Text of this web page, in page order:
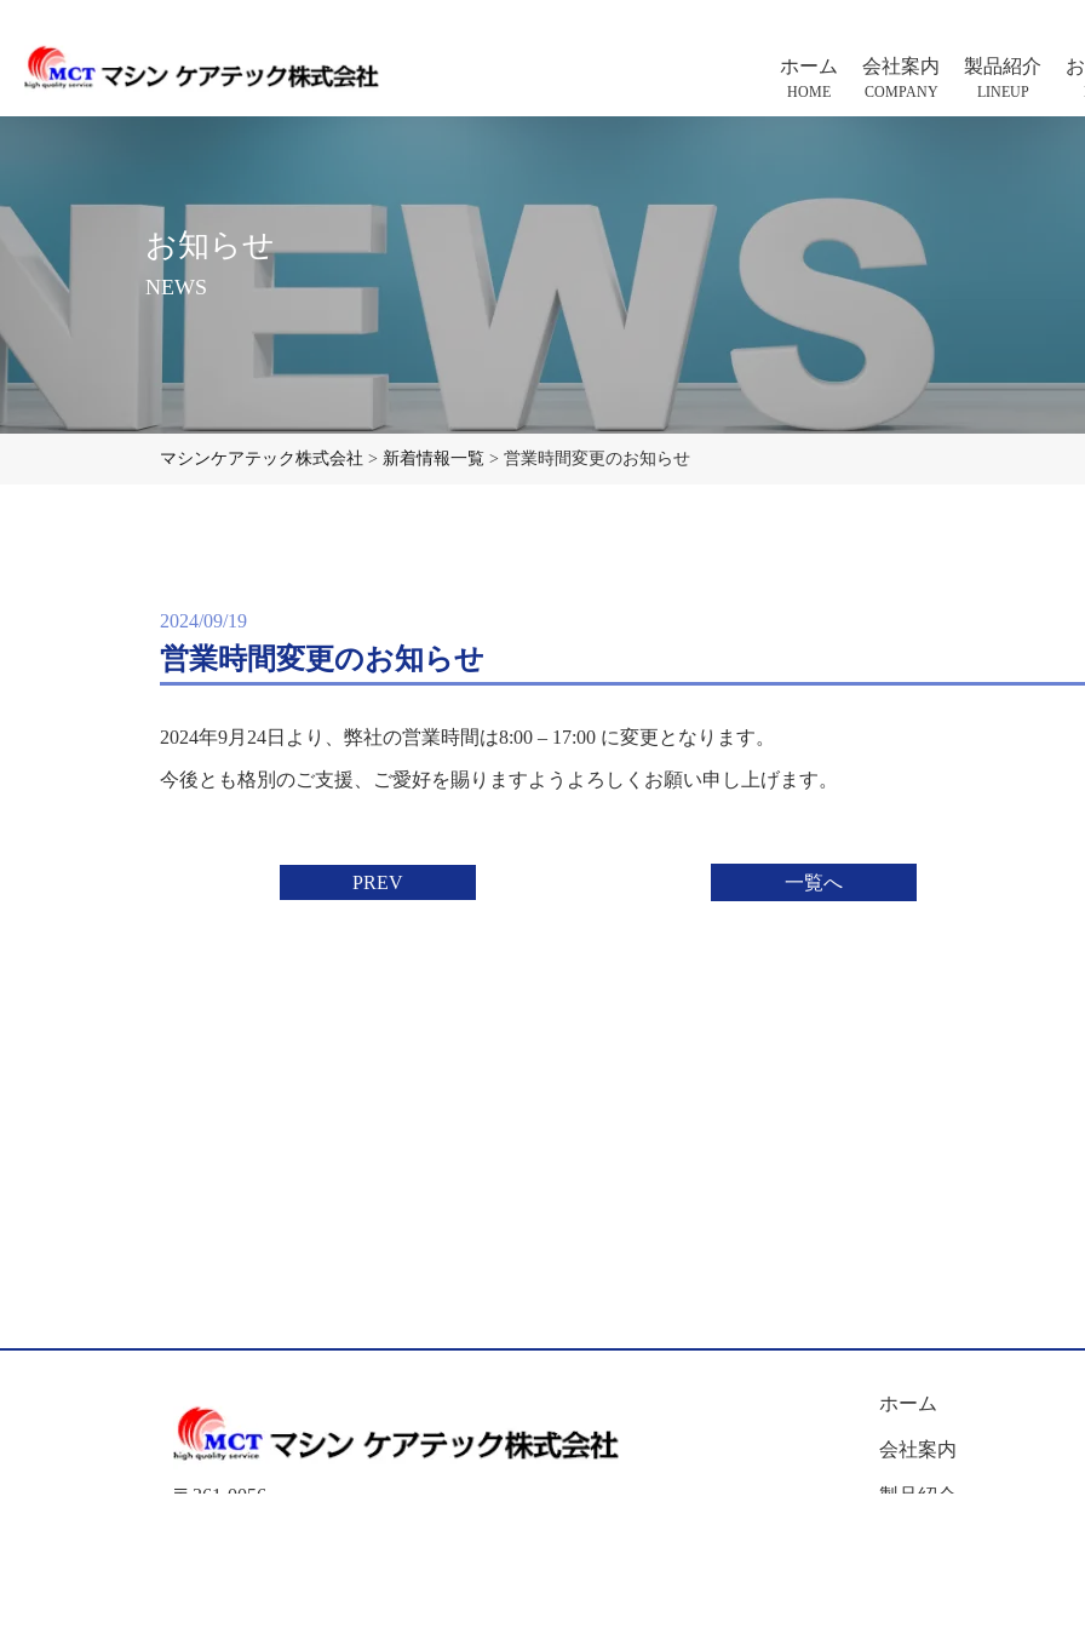
ホーム
HOME
会社案内
COMPANY
製品紹介
LINEUP
お知らせ
NEWS
マシンケアテック株式会社 > 新着情報一覧 > 営業時間変更のお知らせ
2024/09/19
営業時間変更のお知らせ
2024年9月24日より、弊社の営業時間は8:00 – 17:00 に変更となります。
今後とも格別のご支援、ご愛好を賜りますようよろしくお願い申し上げます。
PREV 一覧へ
〒361-0056
ホーム
会社案内
製品紹介